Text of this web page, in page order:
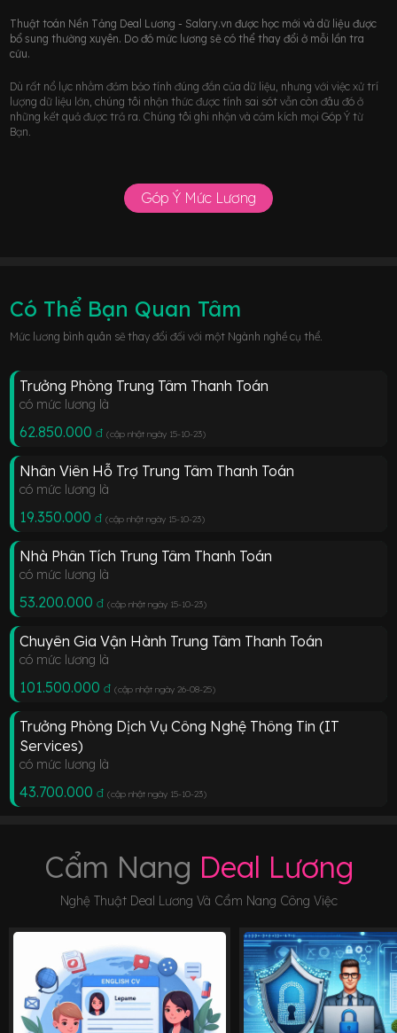
Thuật toán Nền Tảng Deal Lương - Salary.vn được học mới và dữ liệu được
bổ sung thường xuyên. Do đó mức lương sẽ có thể thay đổi ở mỗi lần tra
cứu.
Dù rất nổ lực nhằm đảm bảo tính đúng đắn của dữ liệu, nhưng với việc xử trí
lượng dữ liệu lớn, chúng tôi nhận thức được tính sai sót vẫn còn đâu đó ở
những kết quả được trả ra. Chúng tôi ghi nhận và cảm kích mọi Góp Ý từ
Bạn.
Góp Ý Mức Lương
Có Thể Bạn Quan Tâm
Mức lương bình quân sẽ thay đổi đối với một Ngành nghề cụ thể.
Trưởng Phòng Trung Tâm Thanh Toán
có mức lương là
62.850.000 đ (cập nhật ngày 15-10-23)
Nhân Viên Hỗ Trợ Trung Tâm Thanh Toán
có mức lương là
19.350.000 đ (cập nhật ngày 15-10-23)
Nhà Phân Tích Trung Tâm Thanh Toán
có mức lương là
53.200.000 đ (cập nhật ngày 15-10-23)
Chuyên Gia Vận Hành Trung Tâm Thanh Toán
có mức lương là
101.500.000 đ (cập nhật ngày 26-08-25)
Trưởng Phòng Dịch Vụ Công Nghệ Thông Tin (IT
Services)
có mức lương là
43.700.000 đ (cập nhật ngày 15-10-23)
Cẩm Nang Deal Lương
Nghệ Thuật Deal Lương Và Cẩm Nang Công Việc